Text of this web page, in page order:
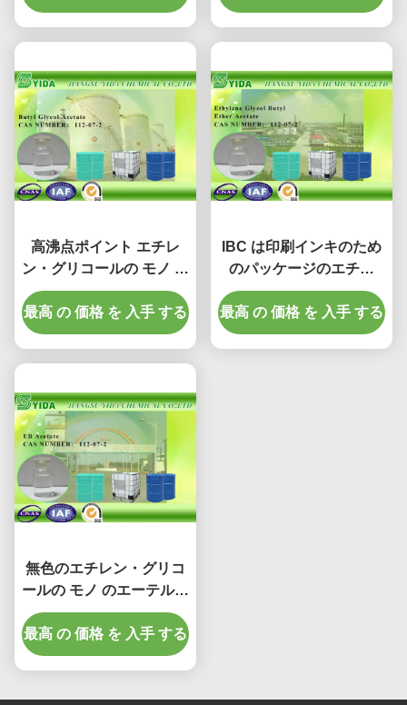
高沸点ポイント エチレ
ン・グリコールの モノ の
エーテルのアセテート/ブ
チルのグリコールのアセ
テート
最高 の 価格 を 入手 する
IBC は印刷インキのため
のパッケージのエチレ
ン・グリコールのブチル
のエーテルのアセテート
の溶媒をドラムをたたき
最高 の 価格 を 入手 する
無色のエチレン・グリコ
ールの モノ のエーテルの
アセテート、EB のアセ
テートに塗る水上に浮か
んだ乳液
最高 の 価格 を 入手 する